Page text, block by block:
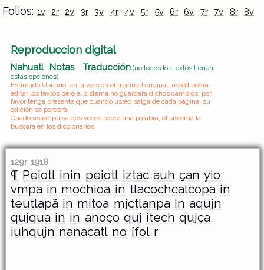
Folios: 1v 2r 2v 3r 3v 4r 4v 5r 5v 6r 6v 7r 7v 8r 8v
Reproduccion digital
Nahuatl Notas Traducción(no todos los textos tienen
estas opciones)
Estimado Usuario, en la versión en nahuatl original, usted podrá
editar los textos pero el sistema no guardará dichos cambios, por
favor tenga presente que cuando usted salga de cada página, su
edición se perderá.
Cuado usted pulsa dos veces sobre una palabra, el sistema la
buscará en los diccionarios.
129r 1918
¶ Peiotl inin peiotl iztac auh çan yio
vmpa in mochioa in tlacochcalcopa in
teutlapã in mitoa mjctlanpa In aqujn
qujqua in in anoço quj itech qujça
iuhqujn nanacatl no [fol r